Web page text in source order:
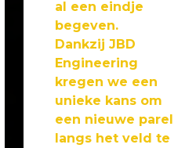
al een eindje
begeven.
Dankzij JBD
Engineering
kregen we een
unieke kans om
een nieuwe parel
langs het veld te